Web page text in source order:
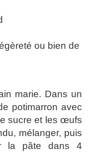
ou bien de
marie. Dans un
potimarron avec
sucre et les œufs
mélanger, puis
la pâte dans 4